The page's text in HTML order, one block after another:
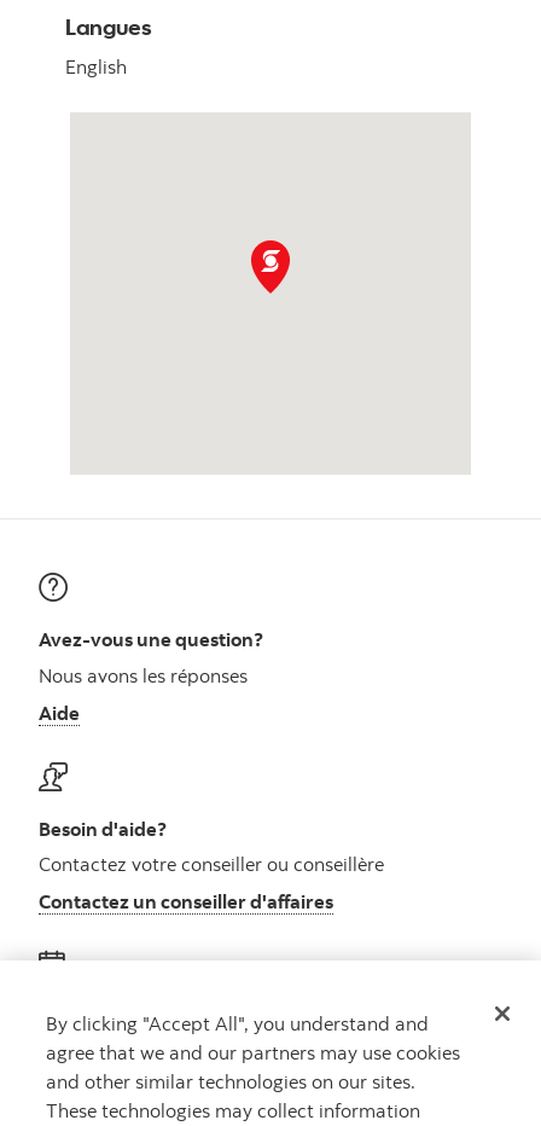
Langues
English
Avez-vous une question?
Nous avons les réponses
Aide
Besoin d'aide?
Contactez votre conseiller ou conseillère
Contactez un conseiller d'affaires
Obtenez des conseils
Rencontrez un conseiller
Prenez rendez-vous
By clicking "Accept All", you understand and
agree that we and our partners may use cookies
and other similar technologies on our sites.
These technologies may collect information